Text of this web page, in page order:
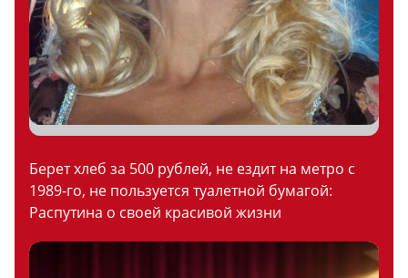
Берет хлеб за 500 рублей, не ездит на метро с
1989-го, не пользуется туалетной бумагой:
Распутина о своей красивой жизни